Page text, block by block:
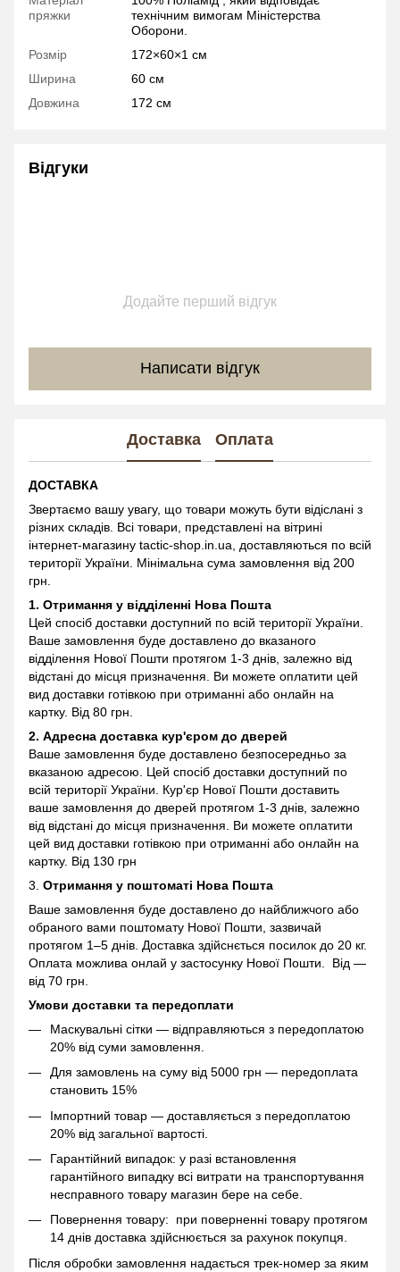
пряжки
технічним вимогам Міністерства
Оборони.
Розмір
172×60×1 см
Ширина
60 см
Довжина
172 см
Відгуки
Додайте перший відгук
Написати відгук
Доставка Оплата
ДОСТАВКА
Звертаємо вашу увагу, що товари можуть бути відіслані з
різних складів. Всі товари, представлені на вітрині
інтернет-магазину tactic-shop.in.ua, доставляються по всій
території України. Мінімальна сума замовлення від 200
грн.
1. Отримання у відділенні Нова Пошта
Цей спосіб доставки доступний по всій території України.
Ваше замовлення буде доставлено до вказаного
відділення Нової Пошти протягом 1-3 днів, залежно від
відстані до місця призначення. Ви можете оплатити цей
вид доставки готівкою при отриманні або онлайн на
картку. Від 80 грн.
2. Адресна доставка кур'єром до дверей
Ваше замовлення буде доставлено безпосередньо за
вказаною адресою. Цей спосіб доставки доступний по
всій території України. Кур'єр Нової Пошти доставить
ваше замовлення до дверей протягом 1-3 днів, залежно
від відстані до місця призначення. Ви можете оплатити
цей вид доставки готівкою при отриманні або онлайн на
картку. Від 130 грн
3. Отримання у поштоматі Нова Пошта
Ваше замовлення буде доставлено до найближчого або
обраного вами поштомату Нової Пошти, зазвичай
протягом 1–5 днів. Доставка здійснється посилок до 20 кг.
Оплата можлива онлай у застосунку Нової Пошти. Від —
від 70 грн.
Умови доставки та передоплати
Маскувальні сітки — відправляються з передоплатою
20% від суми замовлення.
Для замовлень на суму від 5000 грн — передоплата
становить 15%
Імпортний товар — доставляється з передоплатою
20% від загальної вартості.
Гарантійний випадок: у разі встановлення
гарантійного випадку всі витрати на транспортування
несправного товару магазин бере на себе.
Повернення товару: при поверненні товару протягом
14 днів доставка здійснюється за рахунок покупця.
Після обробки замовлення надається трек-номер за яким